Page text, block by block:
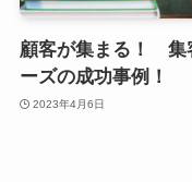
顧客が集まる！ 集
ーズの成功事例！
2023年4月6日